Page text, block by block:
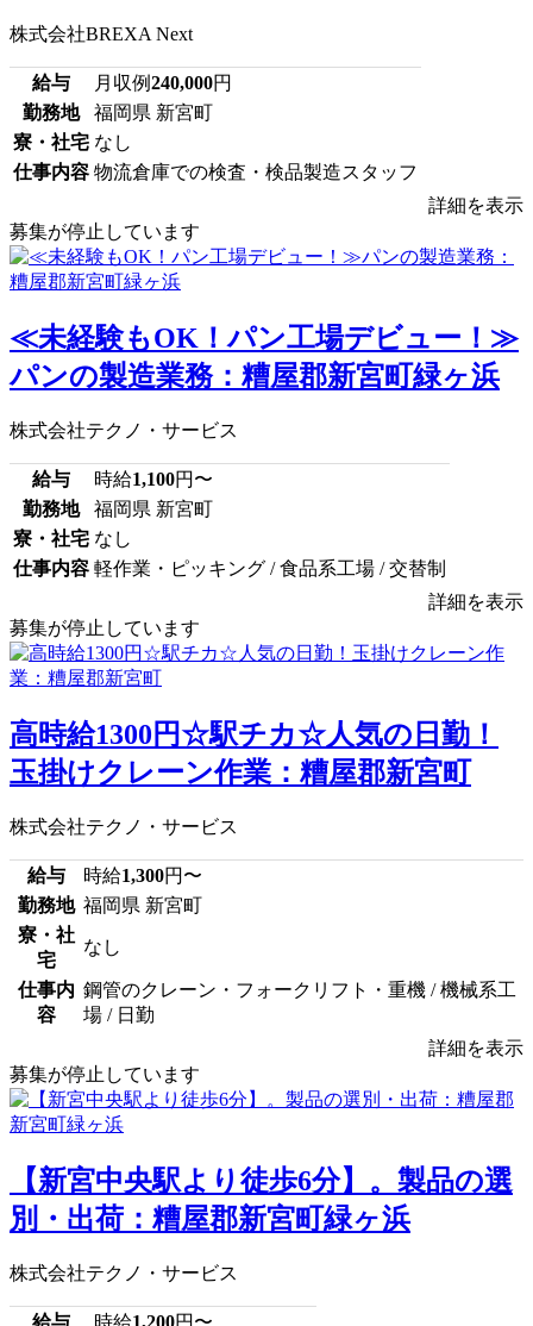
株式会社BREXA Next
給与 月収例240,000円
勤務地
福岡県 新宮町
寮・社宅 なし
仕事内容 物流倉庫での検査・検品製造スタッフ
詳細を表示
募集が停止しています
≪未経験もOK！パン工場デビュー！≫
パンの製造業務：糟屋郡新宮町緑ヶ浜
株式会社テクノ・サービス
給与 時給1,100円〜
勤務地
福岡県 新宮町
寮・社宅 なし
仕事内容 軽作業・ピッキング / 食品系工場 / 交替制
詳細を表示
募集が停止しています
高時給1300円☆駅チカ☆人気の日勤！
玉掛けクレーン作業：糟屋郡新宮町
株式会社テクノ・サービス
給与 時給1,300円〜
勤務地 福岡県 新宮町
寮・社
宅
なし
仕事内
容
鋼管のクレーン・フォークリフト・重機 / 機械系工
場 / 日勤
詳細を表示
募集が停止しています
【新宮中央駅より徒歩6分】。製品の選
別・出荷：糟屋郡新宮町緑ヶ浜
株式会社テクノ・サービス
給与 時給1,200円〜